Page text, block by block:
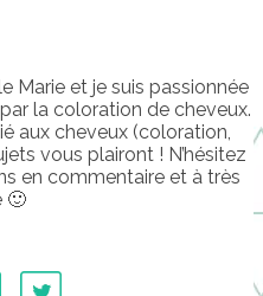
Marie et je suis passionnée
la coloration de cheveux.
aux cheveux (coloration,
vous plairont ! N’hésitez
en commentaire et à très
🙂